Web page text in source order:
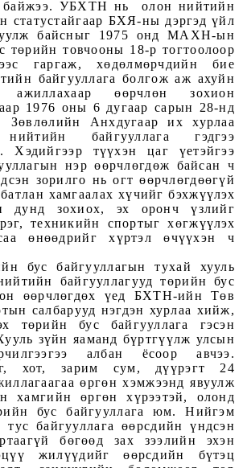
байжээ. УБХТН нь олон нийтийн
статустайгаар БХЯ-ны дэргэд үйл
байсныг 1975 онд МАХН-ын
төрийн товчооны 18-р тогтоолоор
гаргаж, хөдөлмөрчдийн бие
байгууллага болгож аж ахуйн
ажиллахаар өөрчлөн зохион
1976 оны 6 дугаар сарын 28-нд
Анхдугаар их хурлаа
байгууллага гэдгээ
Хэдийгээр түүхэн цаг үетэйгээ
нэр өөрчлөгдөж байсан ч
зорилго нь огт өөрчлөгдөөгүй
хамгаалах хүчийг бэхжүүлэх
дунд зохиох, эх оронч үзлийг
техникийн спортыг хөгжүүлэх
өнөөдрийг хүртэл өчүүхэн ч
бус байгууллагын тухай хууль
байгууллагууд төрийн бус
өөрчлөгдөх үед БХТН-ийн Төв
салбарууд нэгдэн хурлаа хийж,
төрийн бус байгууллага гэсэн
зүйн яаманд бүртгүүлж улсын
албан ёсоор авчээ.
хот, зарим сум, дүүрэгт 24
өргөн хэмжээнд явуулж
хамгийн өргөн хүрээтэй, олонд
бус байгууллага юм. Нийгэм
байгууллага өөрсдийн үндсэн
бөгөөд зах зээлийн эхэн
жилүүдийг өөрсдийн бүтэц